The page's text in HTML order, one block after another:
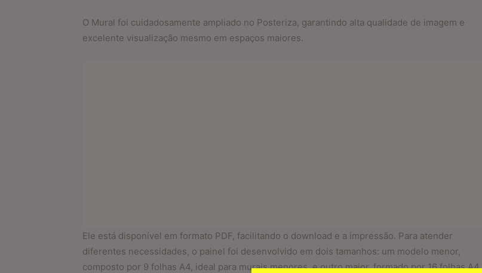
O Mural foi cuidadosamente ampliado no Posteriza, garantindo alta qualidade de imagem e
excelente visualização mesmo em espaços maiores.
Ele está disponível em formato PDF, facilitando o download e a impressão. Para atender
diferentes necessidades, o painel foi desenvolvido em dois tamanhos: um modelo menor,
composto por 9 folhas A4, ideal para murais menores, e outro maior, formado por 16 folhas A4,